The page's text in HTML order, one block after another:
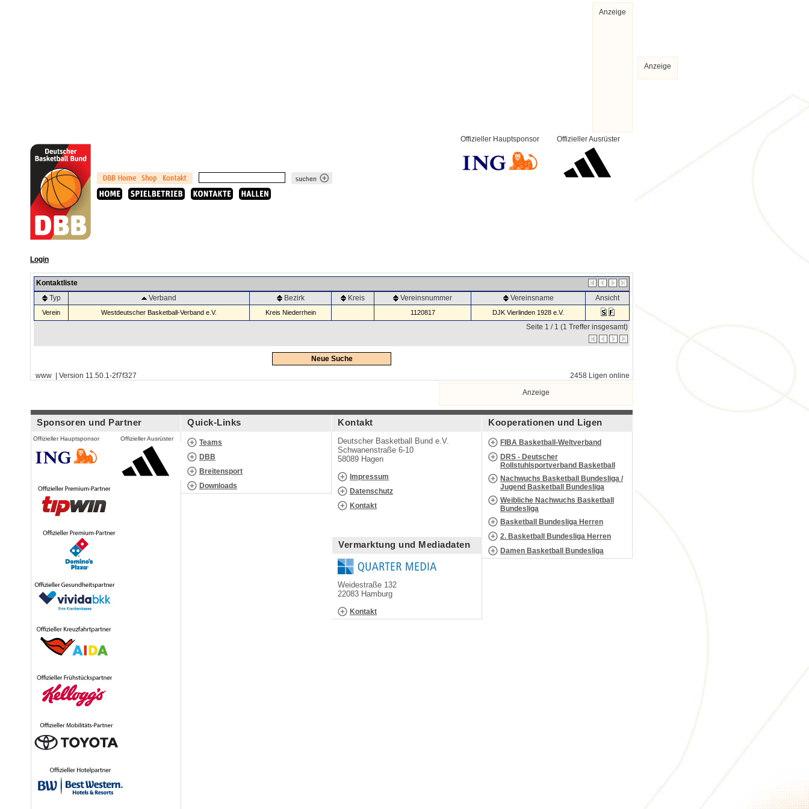
Anzeige
Offizieller Ausrüster
Offizieller Hauptsponsor
Login
Kontaktliste
Typ
Verband Bezirk Kreis Vereinsnummer Vereinsname Ansicht
Verein Westdeutscher Basketball-Verband e.V. Kreis Niederrhein 1120817 DJK Vierlinden 1928 e.V.
Seite 1 / 1 (1 Treffer insgesamt)
Neue Suche
www | Version 11.50.1-2f7f327
2458 Ligen online
Anzeige
Sponsoren und Partner
Offizieller Hauptsponsor Offizieller Ausrüster
Quick-Links
Teams
DBB
Breitensport
Downloads
Kontakt
Deutscher Basketball Bund e.V.
Schwanenstraße 6-10
58089 Hagen
Impressum
Datenschutz
Kontakt
Vermarktung und Mediadaten
Weidestraße 132
22083 Hamburg
Kontakt
Kooperationen und Ligen
FIBA Basketball-Weltverband
DRS - Deutscher
Rollstuhlsportverband Basketball
Nachwuchs Basketball Bundesliga /
Jugend Basketball Bundesliga
Weibliche Nachwuchs Basketball
Bundesliga
Basketball Bundesliga Herren
2. Basketball Bundesliga Herren
Damen Basketball Bundesliga
Anzeige